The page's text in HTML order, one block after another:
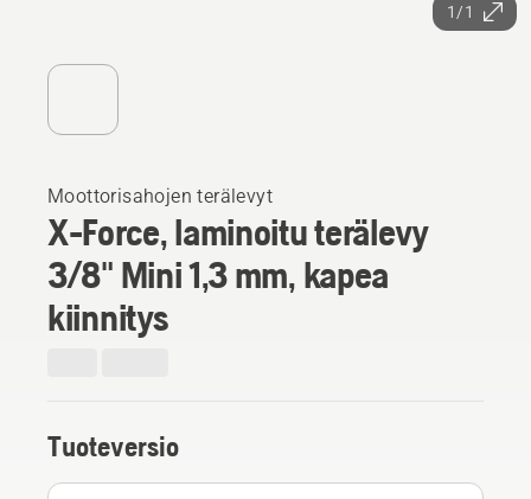
1/1
Moottorisahojen terälevyt
X-Force, laminoitu terälevy
3/8" Mini 1,3 mm, kapea
kiinnitys
Tuoteversio